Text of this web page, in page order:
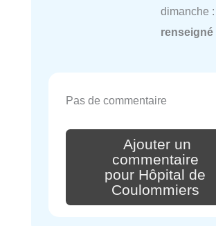
dimanche :
renseigné
Pas de commentaire
Ajouter un
commentaire
pour Hôpital de
Coulommiers